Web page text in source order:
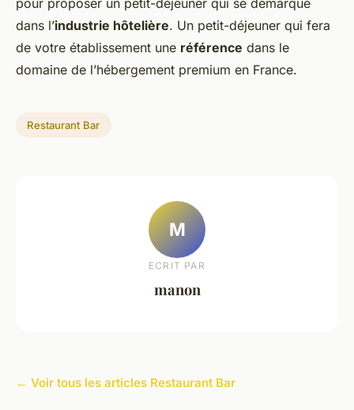
pour proposer un petit-déjeuner qui se démarque
dans l’industrie hôtelière. Un petit-déjeuner qui fera
de votre établissement une référence dans le
domaine de l’hébergement premium en France.
Restaurant Bar
M
ECRIT PAR
manon
← Voir tous les articles Restaurant Bar